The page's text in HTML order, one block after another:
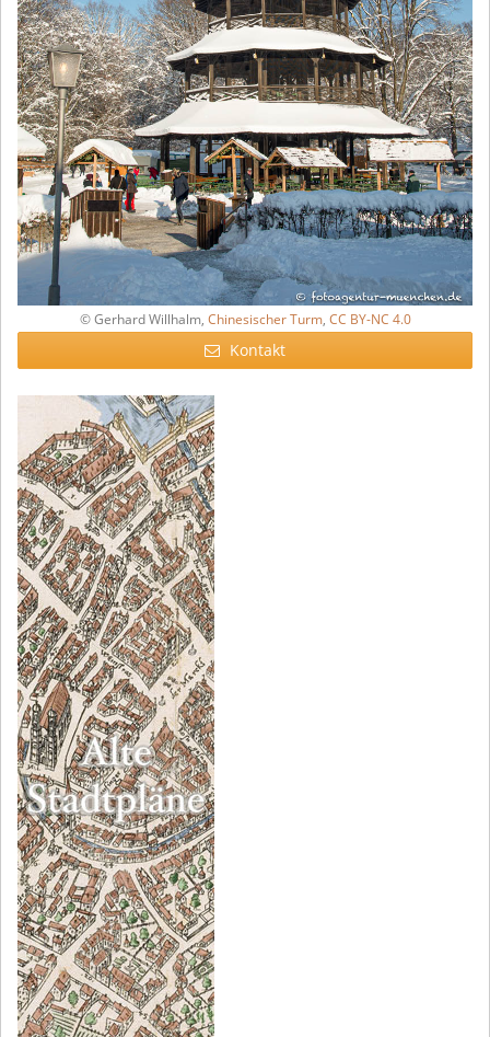
© Gerhard Willhalm, Chinesischer Turm, CC BY-NC 4.0
Kontakt